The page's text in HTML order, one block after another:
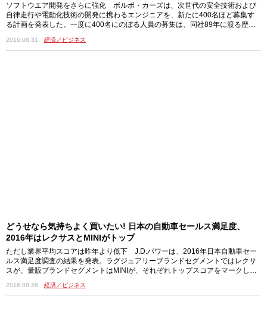
ソフトウエア開発をさらに強化 ボルボ・カーズは、次世代の安全技術および
自律走行や電動化技術の開発に携わるエンジニアを、新たに400名ほど募集す
る計画を発表した。一度に400名にのぼる人員の募集は、同社89年に渡る歴史
2016.08.31 経済／ビジネス
どうせなら気持ちよく買いたい! 日本の自動車セールス満足度、
2016年はレクサスとMINIがトップ
ただし業界平均スコアは昨年より低下 J.D.パワーは、2016年日本自動車セー
ルス満足度調査の結果を発表。ラグジュアリーブランドセグメントではレクサ
スが、量販ブランドセグメントはMINIが、それぞれトップスコアをマークし
顧客の総合的な評価を、セールス担当者、契約・価格、店舗施設、納車という4
つの要素に基づいて算出。これらの要素における複数の詳細事項に対する評価
2016.08.26 経済／ビジネス